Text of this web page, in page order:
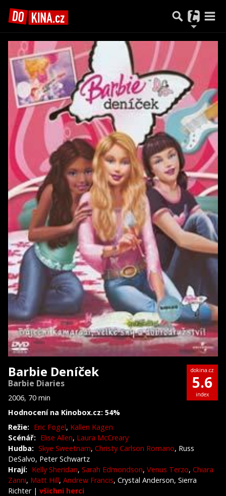
Barbie Deníček
Barbie Diaries
2006, 70 min
Hodnocení na Kinobox.cz: 54%
dokina.cz
5.6
index
Režie: Eric Fogel, Kallen Kagen
Scénář: Elise Allen, Laura McCreary
Hudba: Skye Sweetnam, Christy Carlson Romano, Russ
DeSalvo, Peter Schwartz
Hrají: Kelly Sheridan, Sarah Edmondson, Venus Terzo, Chiara
Zanni, Matt Hill, Andrew Francis, Crystal Anderson, Sierra
Richter | všichni herci